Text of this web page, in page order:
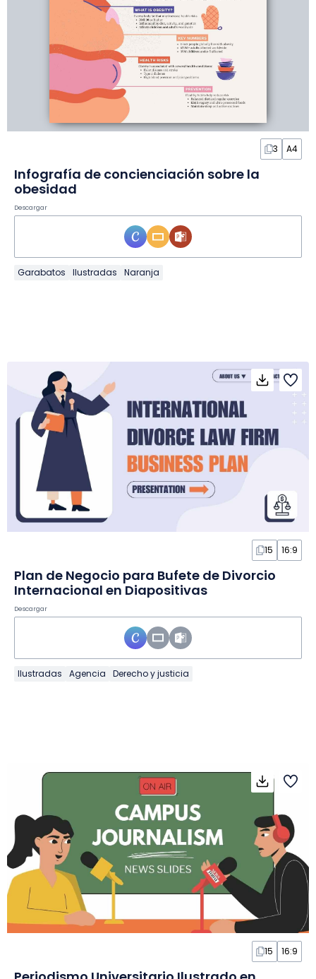
3 A4
Infografía de concienciación sobre la
obesidad
Descargar
Garabatos Ilustradas Naranja
15 16:9
Plan de Negocio para Bufete de Divorcio
Internacional en Diapositivas
Descargar
Ilustradas Agencia Derecho y justicia
15 16:9